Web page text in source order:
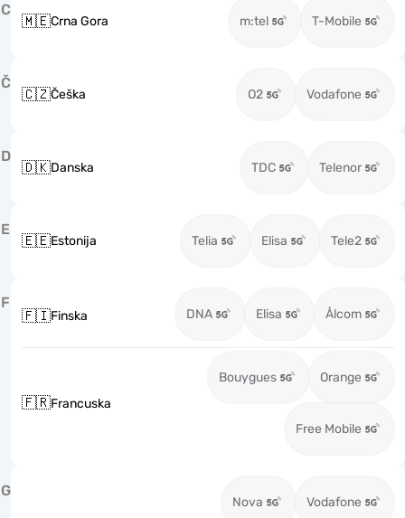
C
🇲🇪Crna Gora m:tel T-Mobile
Č
🇨🇿Češka O2 Vodafone
D
🇩🇰Danska TDC Telenor
E
🇪🇪Estonija Telia Elisa Tele2
F
🇫🇮Finska DNA Elisa Ålcom
🇫🇷Francuska
Bouygues Orange
Free Mobile
G
Nova Vodafone